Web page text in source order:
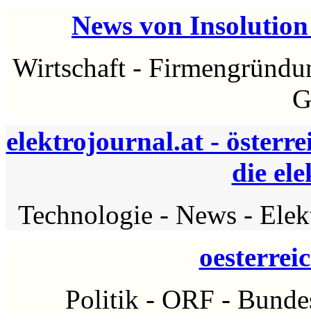
News von
Wirtschaft -
elektrojournal.at -
die
Technologie - News -
Politik - ORF -